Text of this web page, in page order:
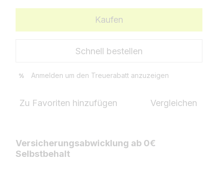
Kaufen
Schnell bestellen
% Anmelden um den Treuerabatt anzuzeigen
Zu Favoriten hinzufügen Vergleichen
Versicherungsabwicklung ab 0€
Selbstbehalt